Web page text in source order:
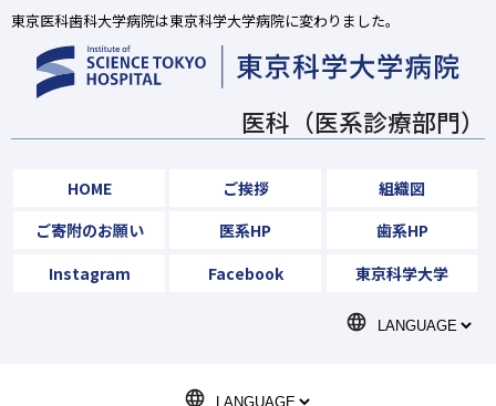
東京医科歯科大学病院は東京科学大学病院に変わりました。
医科（医系診療部門）
HOME ご挨拶
組織図
ご寄附のお願い
医系HP
歯系HP
Instagram
Facebook 東京科学大学